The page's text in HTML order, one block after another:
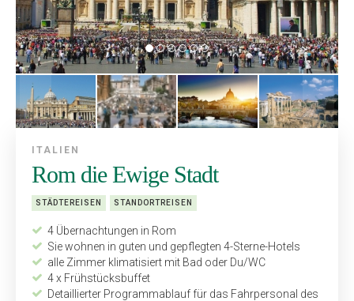
ITALIEN
Rom die Ewige Stadt
STÄDTEREISEN STANDORTREISEN
4 Übernachtungen in Rom
Sie wohnen in guten und gepflegten 4-Sterne-Hotels
alle Zimmer klimatisiert mit Bad oder Du/WC
4 x Frühstücksbuffet
Detaillierter Programmablauf für das Fahrpersonal des